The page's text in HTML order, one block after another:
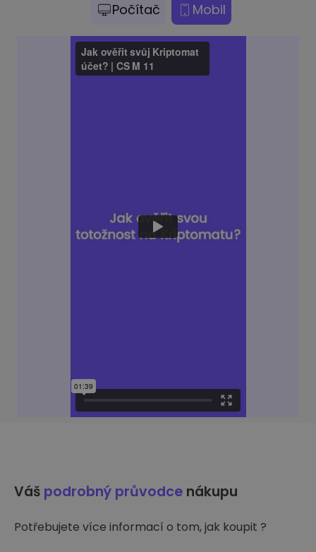
Počítač Mobil
Váš podrobný průvodce nákupu
Potřebujete více informací o tom, jak koupit ?